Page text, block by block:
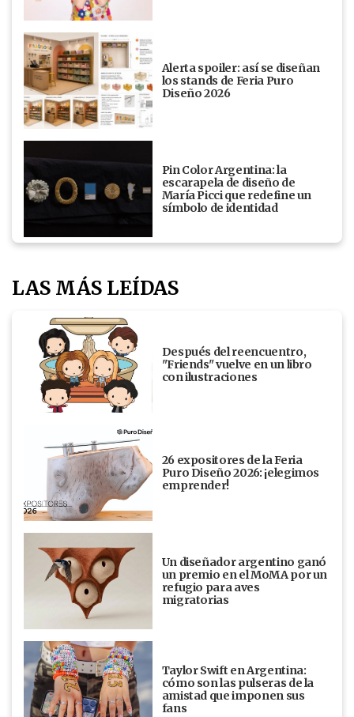
Alerta spoiler: así se diseñan
los stands de Feria Puro
Diseño 2026
Pin Color Argentina: la
escarapela de diseño de
María Picci que redefine un
símbolo de identidad
LAS MÁS LEÍDAS
Después del reencuentro,
"Friends" vuelve en un libro
con ilustraciones
26 expositores de la Feria
Puro Diseño 2026: ¡elegimos
emprender!
Un diseñador argentino ganó
un premio en el MoMA por un
refugio para aves
migratorias
Taylor Swift en Argentina:
cómo son las pulseras de la
amistad que imponen sus
fans